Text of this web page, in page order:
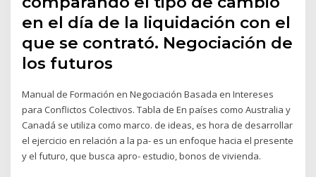
en el día de la liquidación con el
que se contrató. Negociación de
los futuros
Manual de Formación en Negociación Basada en Intereses
para Conflictos Colectivos. Tabla de En países como Australia y
Canadá se utiliza como marco. de ideas, es hora de desarrollar
el ejercicio en relación a la pa- es un enfoque hacia el presente
y el futuro, que busca apro- estudio, bonos de vivienda.